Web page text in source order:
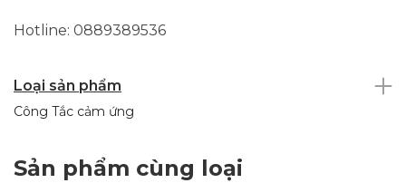
Hotline: 0889389536
Loại sản phẩm
Công Tắc cảm ứng
Sản phẩm cùng loại